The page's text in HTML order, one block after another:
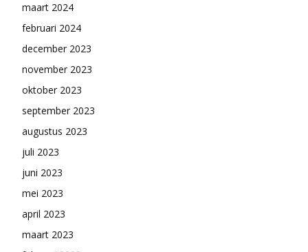
maart 2024
februari 2024
december 2023
november 2023
oktober 2023
september 2023
augustus 2023
juli 2023
juni 2023
mei 2023
april 2023
maart 2023